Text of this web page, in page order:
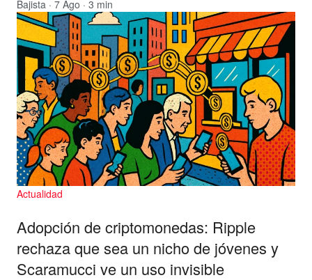
Bajista · 7 Ago · 3 min
Actualidad
Adopción de criptomonedas: Ripple
rechaza que sea un nicho de jóvenes y
Scaramucci ve un uso invisible